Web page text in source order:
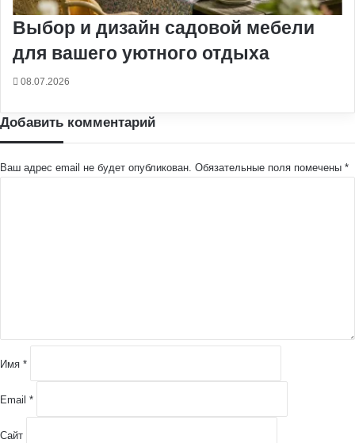
Выбор и дизайн садовой мебели
для вашего уютного отдыха
08.07.2026
Добавить комментарий
Ваш адрес email не будет опубликован. Обязательные поля помечены *
и
йИмя *
Email *
Сайт